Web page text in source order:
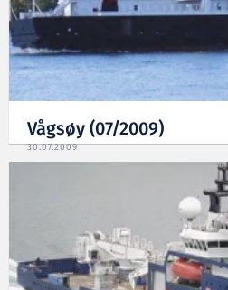
Vågsøy (07/2009)
30.07.2009